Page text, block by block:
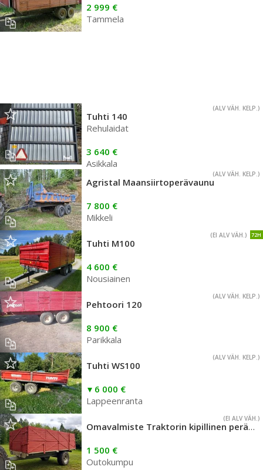
2 999 €
Tammela
(ALV VÄH. KELP.)
Tuhti 140
Rehulaidat
3 640 €
Asikkala
(ALV VÄH. KELP.)
Agristal Maansiirtoperävaunu
7 800 €
Mikkeli
72H
(EI ALV VÄH.)
Tuhti M100
4 600 €
Nousiainen
(ALV VÄH. KELP.)
Pehtoori 120
8 900 €
Parikkala
(ALV VÄH. KELP.)
Tuhti WS100
6 000 €
Lappeenranta
(EI ALV VÄH.)
Omavalmiste Traktorin kipillinen peräkärry
1 500 €
Outokumpu